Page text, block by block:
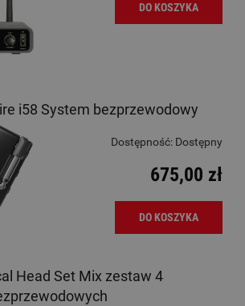
DO KOSZYKA
i58 System bezprzewodowy
Dostępność: Dostępny
675,00 zł
DO KOSZYKA
Head Set Mix zestaw 4